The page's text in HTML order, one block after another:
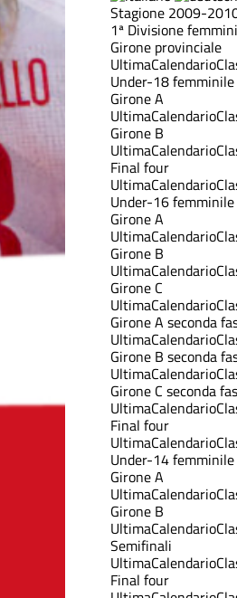
Stagione 2009-
1ª Divisione
Girone provinciale
UltimaCalendario
Under-18 femminile
Girone A
UltimaCalendario
Girone B
UltimaCalendario
Final four
UltimaCalendario
Under-16 femminile
Girone A
UltimaCalendario
Girone B
UltimaCalendario
Girone C
UltimaCalendario
Girone A seconda
UltimaCalendario
Girone B seconda
UltimaCalendario
Girone C seconda
UltimaCalendario
Final four
UltimaCalendario
Under-14 femminile
Girone A
UltimaCalendario
Girone B
UltimaCalendario
Semifinali
UltimaCalendario
Final four